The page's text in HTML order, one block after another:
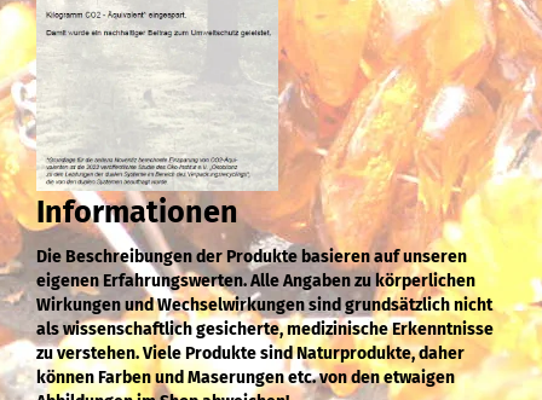
Informationen
Die Beschreibungen der Produkte basieren auf unseren
eigenen Erfahrungswerten. Alle Angaben zu körperlichen
Wirkungen und Wechselwirkungen sind grundsätzlich nicht
als wissenschaftlich gesicherte, medizinische Erkenntnisse
zu verstehen. Viele Produkte sind Naturprodukte, daher
können Farben und Maserungen etc. von den etwaigen